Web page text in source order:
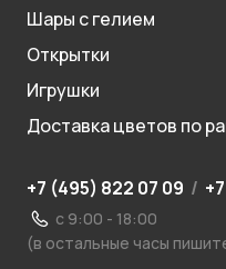
Шары с гелием
Открытки
Игрушки
Доставка цветов по
+7 (495) 822 07 09 /
с 9:00 - 18:00
(в остальные часы